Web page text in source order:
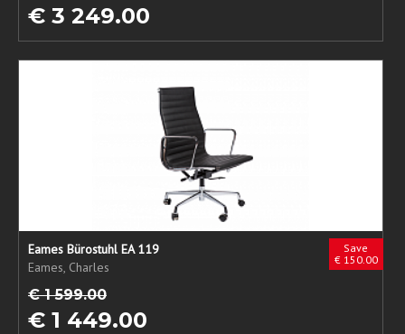
€ 3 249.00
Save
€ 150.00
Eames Bürostuhl EA 119
Eames, Charles
€ 1 599.00
€ 1 449.00